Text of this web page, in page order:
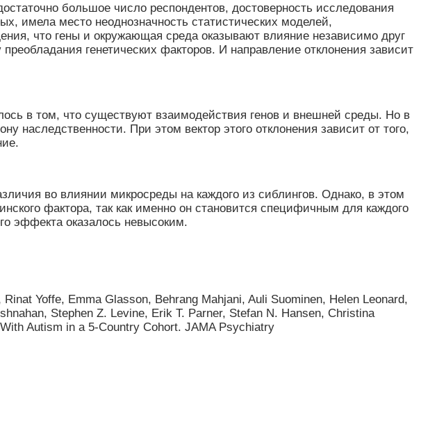
большое число респондентов, достоверность исследования
имела место неоднозначность статистических моделей,
что гены и окружающая среда оказывают влияние независимо друг
генетических факторов. И направление отклонения зависит
в том, что существуют взаимодействия генов и внешней среды. Но в
наследственности. При этом вектор этого отклонения зависит от того,
во влиянии микросреды на каждого из сиблингов. Однако, в этом
фактора, так как именно он становится специфичным для каждого
эффекта оказалось невысоким.
Yoffe, Emma Glasson, Behrang Mahjani, Auli Suominen, Helen Leonard,
Stephen Z. Levine, Erik T. Parner, Stefan N. Hansen, Christina
Autism in a 5-Country Cohort. JAMA Psychiatry